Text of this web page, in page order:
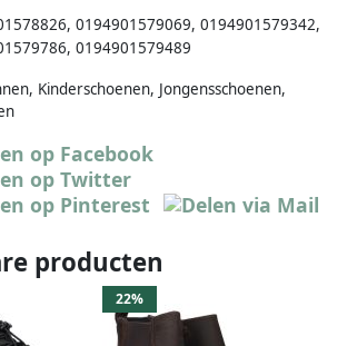
, 0194901579069, 0194901579342,
, 0194901579489
Kinderschoenen, Jongensschoenen,
producten
22%